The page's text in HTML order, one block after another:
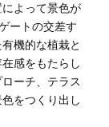
によって景色が
ートの交差す
機的な植栽と
感をもたらし
ーチ、テラス
をつくり出し